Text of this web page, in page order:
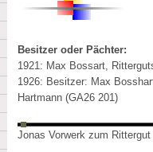
Besitzer oder Pächter:
1921: Max Bossart,
1926: Besitzer: Max
Hartmann (GA26 201)
Jonas Vorwerk zum